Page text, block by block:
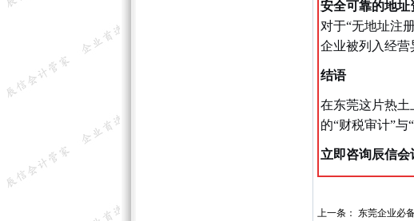
安全可靠的地址
对于“无地址注
企业被列入经营
结语
在东莞这片热土
的“财税审计”
立即咨询辰信
上一条： 东莞企业必